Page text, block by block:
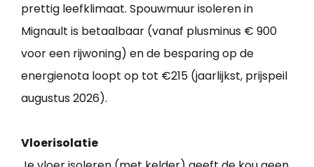
prettig leefklimaat. Spouwmuur isoleren in
Mignault is betaalbaar (vanaf plusminus € 900
voor een rijwoning) en de besparing op de
energienota loopt op tot €215 (jaarlijkst, prijspeil
augustus 2026).
Vloerisolatie